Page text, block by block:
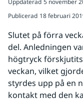
Uppdaterad 5 november
Publicerad 18 februari
Slutet på förra
del. Anledningen
högtryck
veckan, vilket
styrdes upp på en
kontakt med den